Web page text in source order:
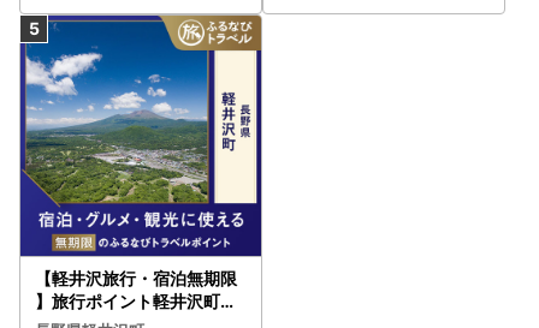
【軽井沢旅行・宿泊無期限
】旅行ポイント軽井沢町ふ
るなびトラベルポイント